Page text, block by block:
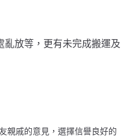
放等，更有未完成搬運及
親戚的意見，選擇信譽良好的